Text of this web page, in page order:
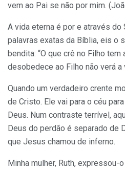
vem ao Pai se não por mim.
A vida eterna é por e através
palavras exatas da Bíblia, eis o
bendita: “O que crê no Filho
desobedece ao Filho não verá a
Quando um verdadeiro crente
de Cristo. Ele vai para o céu
Deus. Num contraste terrível,
Deus do perdão é separado de
que Jesus chamou de inferno.
Minha mulher, Ruth, expressou-